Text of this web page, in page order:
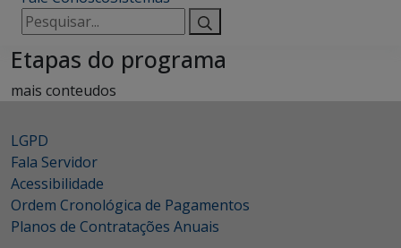
Pesquisar
por:
Etapas do programa
mais conteudos
LGPD
Fala Servidor
Acessibilidade
Ordem Cronológica de Pagamentos
Planos de Contratações Anuais